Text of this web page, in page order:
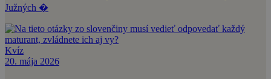
Južných �
Kvíz
20. mája 2026